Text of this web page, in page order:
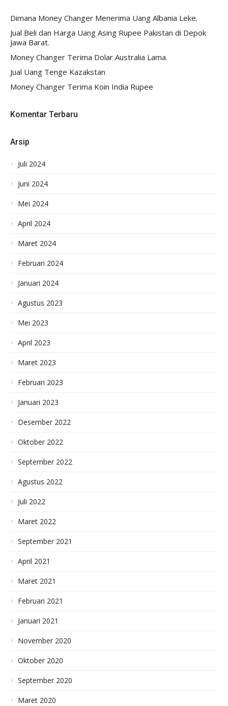
Dimana Money Changer Menerima Uang Albania Leke.
Jual Beli dan Harga Uang Asing Rupee Pakistan di Depok
Jawa Barat.
Money Changer Terima Dolar Australia Lama.
Jual Uang Tenge Kazakstan
Money Changer Terima Koin India Rupee
Komentar Terbaru
Arsip
Juli 2024
Juni 2024
Mei 2024
April 2024
Maret 2024
Februari 2024
Januari 2024
Agustus 2023
Mei 2023
April 2023
Maret 2023
Februari 2023
Januari 2023
Desember 2022
Oktober 2022
September 2022
Agustus 2022
Juli 2022
Maret 2022
September 2021
April 2021
Maret 2021
Februari 2021
Januari 2021
November 2020
Oktober 2020
September 2020
Maret 2020